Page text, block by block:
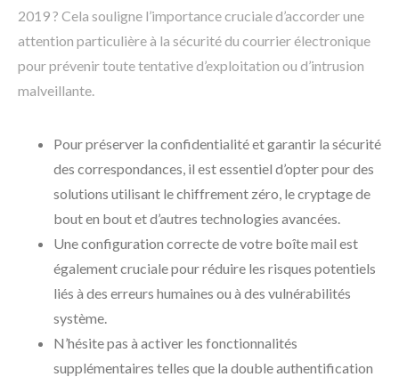
2019 ? Cela souligne l’importance cruciale d’accorder une
attention particulière à la sécurité du courrier électronique
pour prévenir toute tentative d’exploitation ou d’intrusion
malveillante.
Pour préserver la confidentialité et garantir la sécurité
des correspondances, il est essentiel d’opter pour des
solutions utilisant le chiffrement zéro, le cryptage de
bout en bout et d’autres technologies avancées.
Une configuration correcte de votre boîte mail est
également cruciale pour réduire les risques potentiels
liés à des erreurs humaines ou à des vulnérabilités
système.
N’hésite pas à activer les fonctionnalités
supplémentaires telles que la double authentification